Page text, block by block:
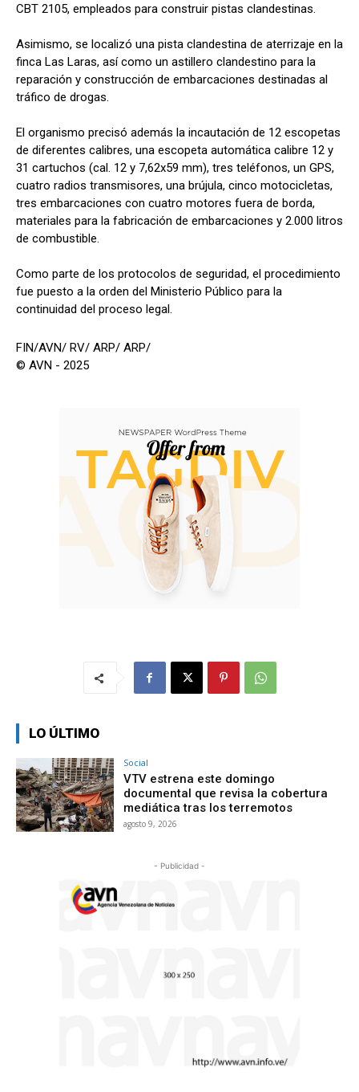
CBT 2105, empleados para construir pistas clandestinas.
Asimismo, se localizó una pista clandestina de aterrizaje en la
finca Las Laras, así como un astillero clandestino para la
reparación y construcción de embarcaciones destinadas al
tráfico de drogas.
El organismo precisó además la incautación de 12 escopetas
de diferentes calibres, una escopeta automática calibre 12 y
31 cartuchos (cal. 12 y 7,62x59 mm), tres teléfonos, un GPS,
cuatro radios transmisores, una brújula, cinco motocicletas,
tres embarcaciones con cuatro motores fuera de borda,
materiales para la fabricación de embarcaciones y 2.000 litros
de combustible.
Como parte de los protocolos de seguridad, el procedimiento
fue puesto a la orden del Ministerio Público para la
continuidad del proceso legal.
FIN/AVN/ RV/ ARP/ ARP/
© AVN - 2025
LO ÚLTIMO
Social
VTV estrena este domingo
documental que revisa la cobertura
mediática tras los terremotos
agosto 9, 2026
- Publicidad -